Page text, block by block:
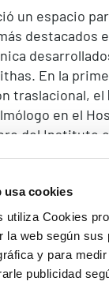
usa cookies
utiliza Cookies
la web según sus
y para
publicidad
un espacio
destacados
En la
traslacional, el
en el
del Instituto
los avances
de
los
elDr.
del Instituto
proyectos